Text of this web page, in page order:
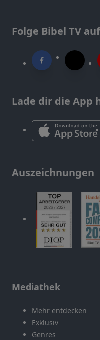
Folge Bibel TV
Lade dir die App
Auszeichnungen
Mediathek
Mehr entdecken
Exklusiv
Genres